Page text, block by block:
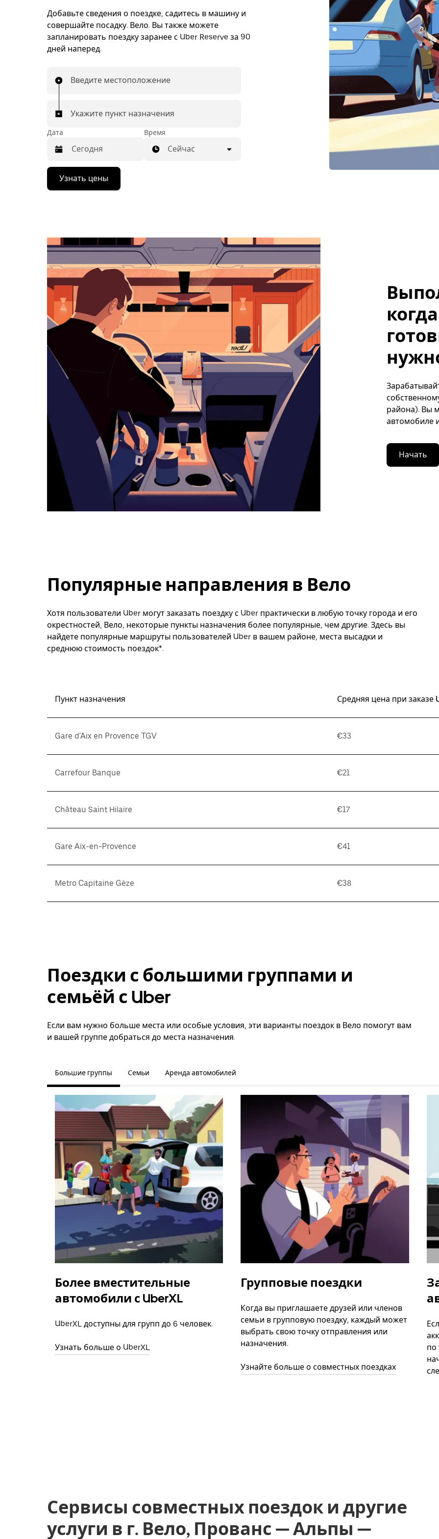
Добавьте сведения о поездке, садитесь в машину и
совершайте посадку. Вело. Вы также можете
запланировать поездку заранее с Uber Reserve за 90
дней наперед.
Введите местоположение
Укажите пункт назначения
Дата
Нажмите
стрелку
вниз,
выбрать
дату.
закрыть
календарь,
нажмите
Esc.
Время
Сейчас
Узнать цены
района). Вы
автомобиле
Начать
Популярные направления в Вело
Хотя пользователи Uber могут заказать поездку с Uber практически в любую точку города и его
окрестностей, Вело, некоторые пункты назначения более популярные, чем другие. Здесь вы
найдете популярные маршруты пользователей Uber в вашем районе, места высадки и
среднюю стоимость поездок*.
Пункт назначения Средняя цена при заказе
Gare d'Aix en Provence TGV €33
Carrefour Banque €21
Château Saint Hilaire €17
Gare Aix-en-Provence €41
Metro Capitaine Gèze €38
Поездки с большими группами и
семьёй с Uber
Если вам нужно больше места или особые условия, эти варианты поездок в Вело помогут вам
и вашей группе добраться до места назначения.
Большие группы Семьи Аренда автомобилей
Более вместительные
автомобили с UberXL
UberXL доступны для групп до 6 человек.
Узнать больше о UberXL
Групповые поездки
Когда вы приглашаете друзей или членов
семьи в групповую поездку, каждый может
выбрать свою точку отправления или
назначения.
Узнайте больше о совместных поездках
по
Сервисы совместных поездок и другие
услуги в г. Вело, Прованс — Альпы —